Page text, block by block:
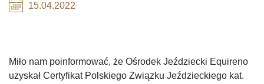
15.04.2022
Miło nam poinformować, że Ośrodek Jeździecki Equireno
uzyskał Certyfikat Polskiego Związku Jeździeckiego kat.